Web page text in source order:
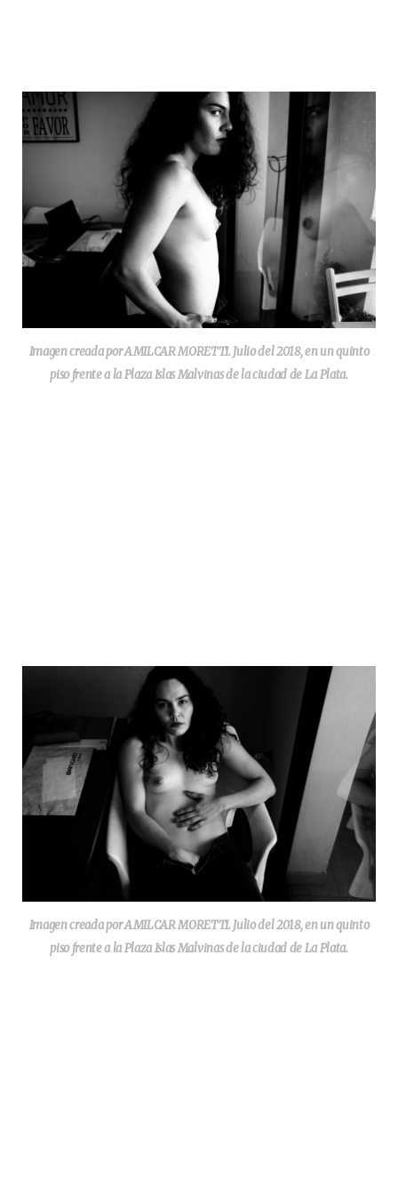
Imagen creada por AMILCAR MORETTI. Julio del 2018, en un quinto
piso frente a la Plaza Islas Malvinas de la ciudad de La Plata.
Imagen creada por AMILCAR MORETTI. Julio del 2018, en un quinto
piso frente a la Plaza Islas Malvinas de la ciudad de La Plata.